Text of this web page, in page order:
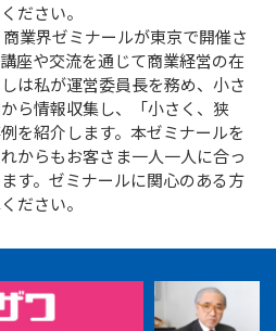
ださい。
業界ゼミナールが東京で開催さ
座や交流を通じて商業経営の在
は私が運営委員長を務め、小さ
ら情報収集し、「小さく、狭
を紹介します。本ゼミナールを
からもお客さま一人一人に合っ
す。ゼミナールに関心のある方
ださい。